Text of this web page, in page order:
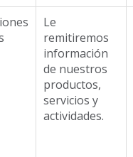
Le
remitiremos
información
de nuestros
productos,
servicios y
actividades.